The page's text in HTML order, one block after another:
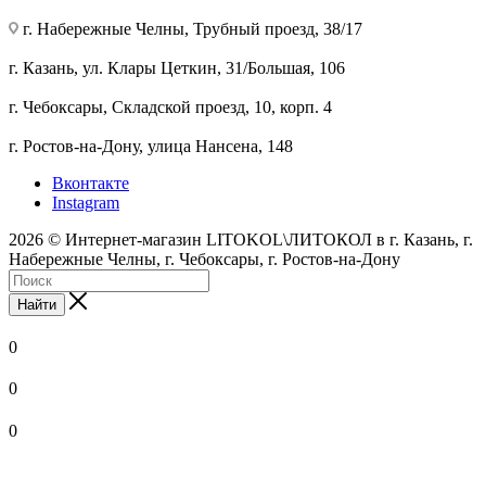
г. Набережные Челны, Трубный проезд, 38/17
г. Казань, ул. Клары Цеткин, 31/Большая, 106
г. Чебоксары, Складской проезд, 10, корп. 4
г. Ростов-на-Дону, улица Нансена, 148
Вконтакте
Instagram
2026 © Интернет-магазин LITOKOL\ЛИТОКОЛ в г. Казань, г.
Набережные Челны, г. Чебоксары, г. Ростов-на-Дону
Найти
0
0
0